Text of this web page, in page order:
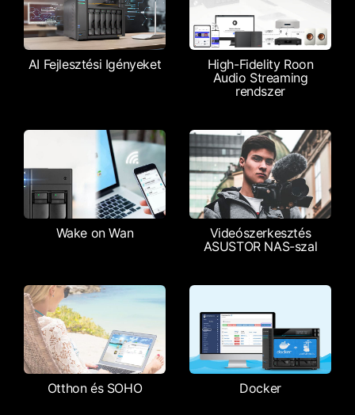
AI Fejlesztési Igényeket
High-Fidelity Roon
Audio Streaming
rendszer
Wake on Wan
Videószerkesztés
ASUSTOR NAS-szal
Otthon és SOHO Docker